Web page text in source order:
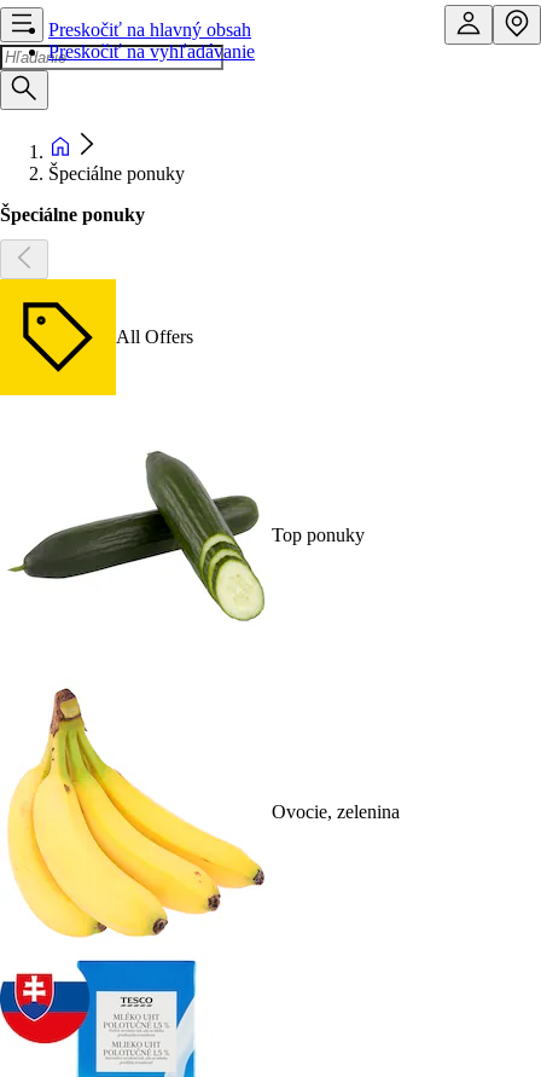
Preskočiť na hlavný obsah
Preskočiť na vyhľadávanie
Špeciálne ponuky
Špeciálne ponuky
All Offers
Top ponuky
Ovocie, zelenina